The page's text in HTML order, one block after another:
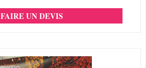
FAIRE UN DEVIS